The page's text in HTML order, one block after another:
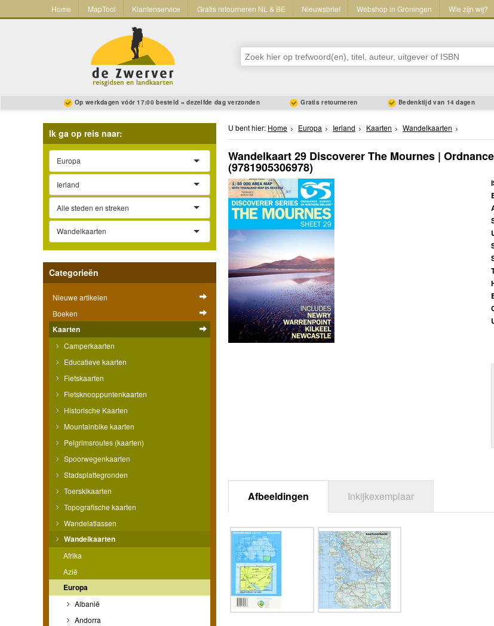
Home MapTool Klantenservice Gratis retourneren NL & BE Nieuwsbrief Webshop in Groningen Wie zijn wij?
Op werkdagen vóór 17:00 besteld = dezelfde dag verzonden Gratis retourneren Bedenktijd van 14 dagen
Ik ga op reis naar:
Europa
Ierland
Alle steden en streken
Wandelkaarten
Categorieën
Nieuwe artikelen
Boeken
Kaarten
Camperkaarten
Educatieve kaarten
Fietskaarten
Fietsknooppuntenkaarten
Historische Kaarten
Mountainbike kaarten
Pelgrimsroutes (kaarten)
Spoorwegenkaarten
Stadsplattegronden
Toerskikaarten
Topografische kaarten
Wandelatlassen
Wandelkaarten
Afrika
Azië
Europa
Albanië
Andorra
U bent hier: Home Europa Ierland Kaarten Wandelkaarten
Wandelkaart 29 Discoverer The Mournes |
(9781905306978)
Afbeeldingen Inkijkexemplaar